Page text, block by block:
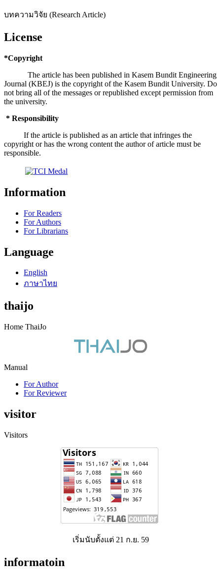
บทความวิจัย (Research Article)
License
*Copyright
The article has been published in Kasem Bundit Engineering
Journal (KBEJ) is the copyright of the Kasem Bundit University. Do
not bring all of the messages or republished except permission from
the university.
* Responsibility
If the article is published as an article that infringes the
copyright or has the wrong content the author of article must be
responsible.
Information
For Readers
For Authors
For Librarians
Language
English
ภาษาไทย
thaijo
Home ThaiJo
Manual
For Author
For Reviewer
visitor
Visitors
เริ่มนับตั้งแต่ 21 ก.ย. 59
informatoin